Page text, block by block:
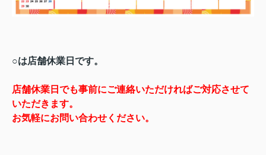
○は店舗休業日です。
店舗休業日でも事前にご連絡いただければご対応させて
いただきます。
お気軽にお問い合わせください。